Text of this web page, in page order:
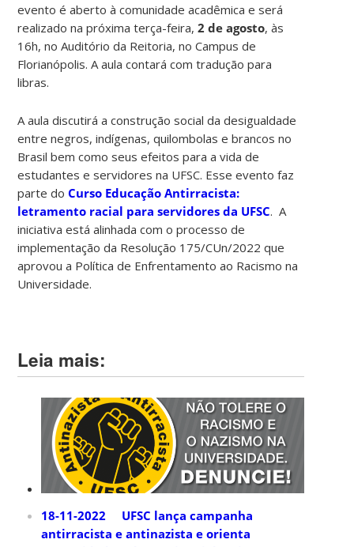
evento é aberto à comunidade acadêmica e será
realizado na próxima terça-feira, 2 de agosto, às
16h, no Auditório da Reitoria, no Campus de
Florianópolis. A aula contará com tradução para
libras.
A aula discutirá a construção social da desigualdade
entre negros, indígenas, quilombolas e brancos no
Brasil bem como seus efeitos para a vida de
estudantes e servidores na UFSC. Esse evento faz
parte do Curso Educação Antirracista:
letramento racial para servidores da UFSC. A
iniciativa está alinhada com o processo de
implementação da Resolução 175/CUn/2022 que
aprovou a Política de Enfrentamento ao Racismo na
Universidade.
Leia mais:
18-11-2022 UFSC lança campanha
antirracista e antinazista e orienta